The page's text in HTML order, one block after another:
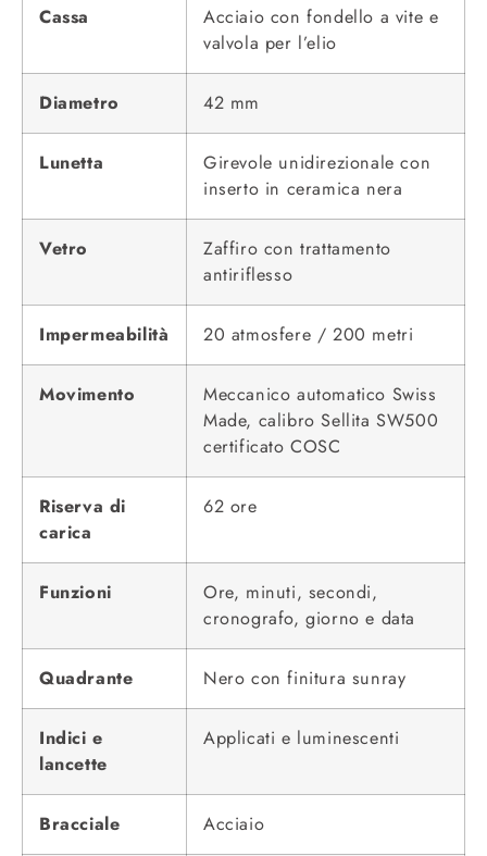
Cassa
Acciaio con fondello a vite e
valvola per l’elio
Diametro 42 mm
Lunetta
Girevole unidirezionale con
inserto in ceramica nera
Vetro
Zaffiro con trattamento
antiriflesso
Impermeabilità 20 atmosfere / 200 metri
Movimento
Meccanico automatico Swiss
Made, calibro Sellita SW500
certificato COSC
Riserva di
carica
62 ore
Funzioni
Ore, minuti, secondi,
cronografo, giorno e data
Quadrante Nero con finitura sunray
Indici e
lancette
Applicati e luminescenti
Bracciale Acciaio